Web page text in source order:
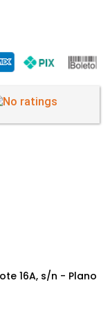
16A, s/n - Plano